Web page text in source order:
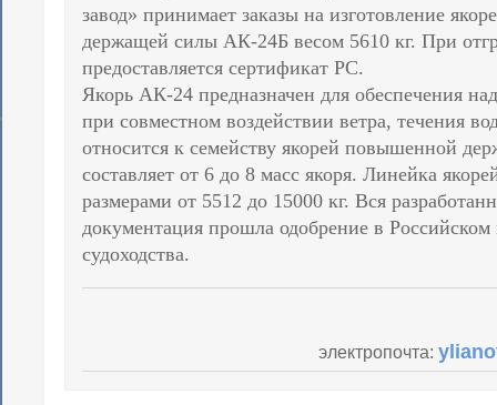
завод» принимает заказы на изготовление
держащей силы АК-24Б весом 5610 кг. При
предоставляется сертификат РС.
Якорь АК-24 предназначен для обеспечения
при совместном воздействии ветра, течения
относится к семейству якорей повышенной
составляет от 6 до 8 масс якоря. Линейка
размерами от 5512 до 15000 кг. Вся
документация прошла одобрение в Российском
судоходства.
электропочта: